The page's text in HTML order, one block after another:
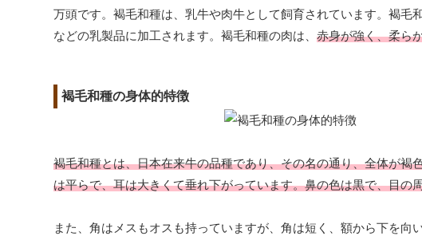
万頭です。褐毛和種は、乳牛や肉牛として飼育されています。褐毛
などの乳製品に加工されます。褐毛和種の肉は、 赤身が強く、柔ら
褐毛和種の身体的特徴
褐毛和種とは、日本在来牛の品種であり、その名の通り、全体が
は平らで、耳は大きくて垂れ下がっています。鼻の色は黒で、目の
また、角はメスもオスも持っていますが、角は短く、額から下を向